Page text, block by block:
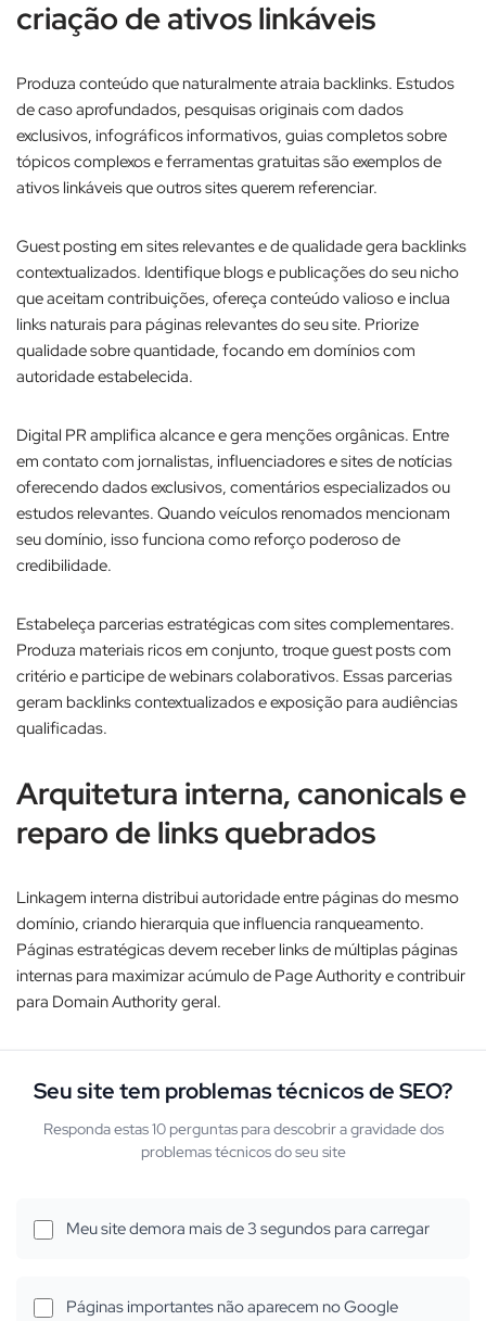
criação de ativos linkáveis
Produza conteúdo que naturalmente atraia backlinks. Estudos
de caso aprofundados, pesquisas originais com dados
exclusivos, infográficos informativos, guias completos sobre
tópicos complexos e ferramentas gratuitas são exemplos de
ativos linkáveis que outros sites querem referenciar.​
Guest posting em sites relevantes e de qualidade gera backlinks
contextualizados. Identifique blogs e publicações do seu nicho
que aceitam contribuições, ofereça conteúdo valioso e inclua
links naturais para páginas relevantes do seu site. Priorize
qualidade sobre quantidade, focando em domínios com
autoridade estabelecida.​
Digital PR amplifica alcance e gera menções orgânicas. Entre
em contato com jornalistas, influenciadores e sites de notícias
oferecendo dados exclusivos, comentários especializados ou
estudos relevantes. Quando veículos renomados mencionam
seu domínio, isso funciona como reforço poderoso de
credibilidade.​
Estabeleça parcerias estratégicas com sites complementares.
Produza materiais ricos em conjunto, troque guest posts com
critério e participe de webinars colaborativos. Essas parcerias
geram backlinks contextualizados e exposição para audiências
qualificadas.
​Arquitetura interna, canonicals e
reparo de links quebrados
Linkagem interna distribui autoridade entre páginas do mesmo
domínio, criando hierarquia que influencia ranqueamento.
Páginas estratégicas devem receber links de múltiplas páginas
internas para maximizar acúmulo de Page Authority e contribuir
para Domain Authority geral.​
Seu site tem problemas técnicos de SEO?
Responda estas 10 perguntas para descobrir a gravidade dos
problemas técnicos do seu site
Meu site demora mais de 3 segundos para carregar
Páginas importantes não aparecem no Google